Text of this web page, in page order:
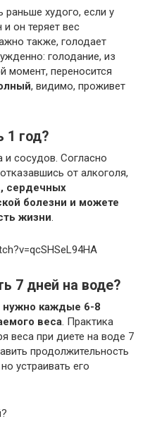
худого, если у
он теряет вес
также, голодает
голодание, из
момент, переносится
, видимо, проживет
1 год?
и сосудов. Согласно
от алкоголя,
сердечных
болезни и можете
жизни.
7 дней на воде?
нужно каждые 6-8
веса. Практика
веса при диете на воде 7
продолжительность
устраивать его